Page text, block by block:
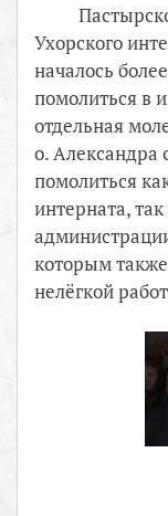
Ухорского
началось
помолиться в
отдельная
о.
помолиться
интерната,
которым
нелёгкой